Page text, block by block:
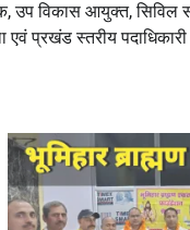
उप विकास आयुक्त, सिविल
एवं प्रखंड स्तरीय